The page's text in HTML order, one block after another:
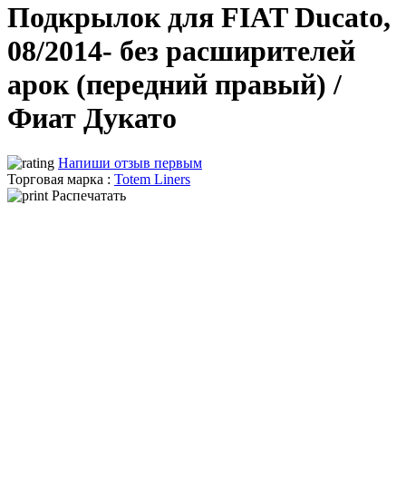
Подкрылок для FIAT Ducato,
08/2014- без расширителей
арок (передний правый) /
Фиат Дукато
Напиши отзыв первым
Торговая марка : Totem Liners
Распечатать